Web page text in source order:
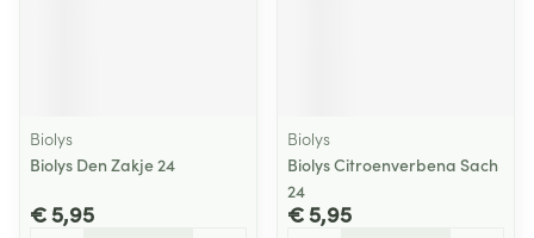
Biolys
Biolys Den Zakje 24
€ 5,95
Biolys
Biolys Citroenverbena Sach
24
€ 5,95